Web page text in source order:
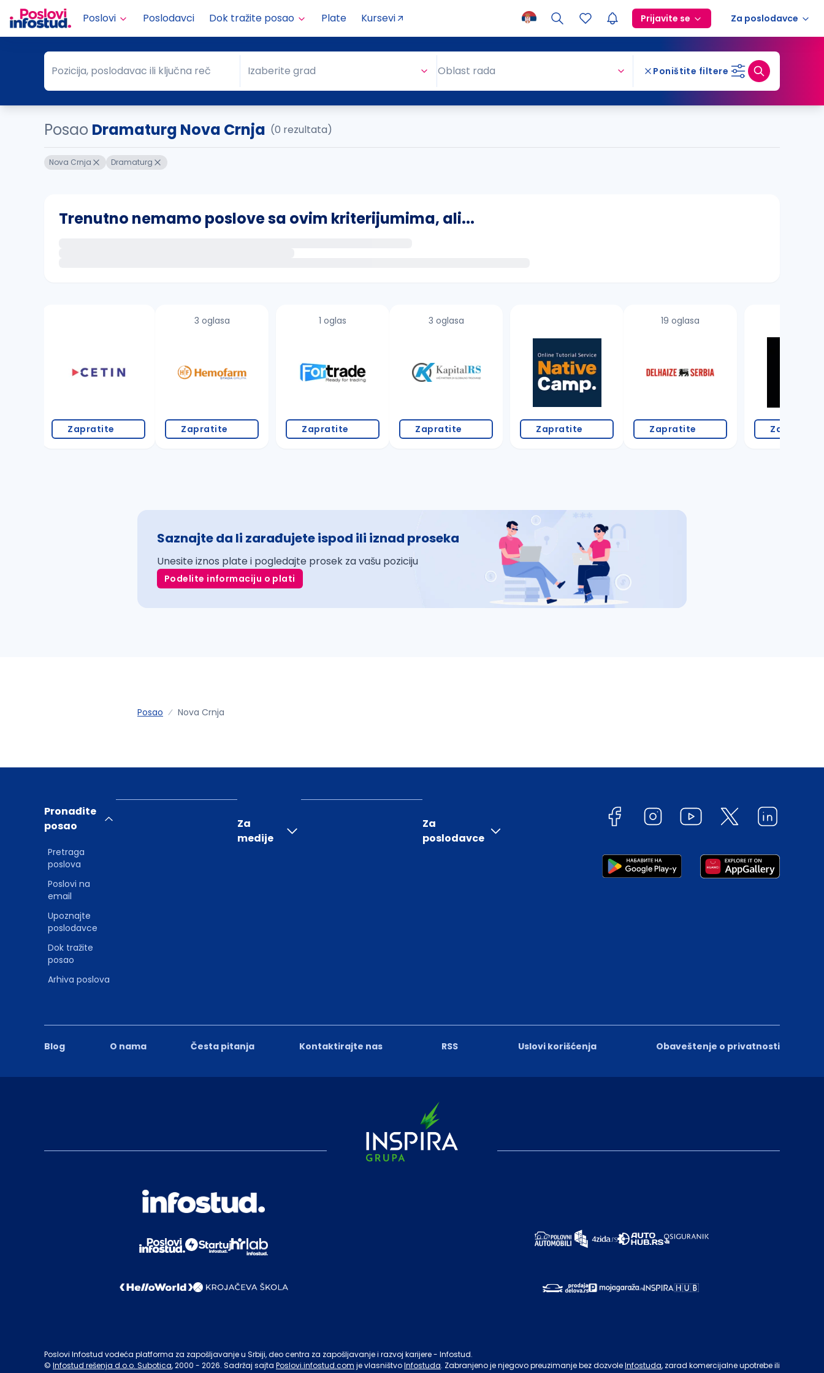
Poslovi Poslodavci Dok tražite posao Plate Kursevi Prijavite se Za poslodavce
Pozicija, poslodavac ili ključna reč
Pozicija, poslodavac ili ključna reč Grad
Izaberite grad Oblast rada Poništite filtere
Posao Dramaturg Nova Crnja (0 rezultata)
Nova Crnja Dramaturg
Trenutno nemamo poslove sa ovim kriterijumima, ali...
proverite pravopisne greške (koristite č, ć, š, đ, ž, dž)
Zapratite
3 oglasa
Zapratite
1 oglas
Zapratite
3 oglasa
Zapratite Zapratite
19 oglasa
Zapratite Zapratite
Saznajte da li zarađujete ispod ili iznad proseka
Unesite iznos plate i pogledajte prosek za vašu poziciju
Podelite informaciju o plati
Posao Nova Crnja
Blog O nama Česta pitanja Kontaktirajte nas RSS Uslovi korišćenja Obaveštenje o privatnosti
Pronađite
posao
Pretraga
poslova
Poslovi na
email
Upoznajte
poslodavce
Dok tražite
posao
Arhiva poslova
Za
medije
Za
poslodavce
Poslovi Infostud vodeća platforma za zapošljavanje u Srbiji, deo centra za zapošljavanje i razvoj karijere - Infostud.
© Infostud rešenja d.o.o. Subotica, 2000 - 2026. Sadržaj sajta Poslovi.infostud.com je vlasništvoInfostuda. Zabranjeno je njegovo preuzimanje bez dozvoleInfostuda, zarad komercijalne upotrebe ili